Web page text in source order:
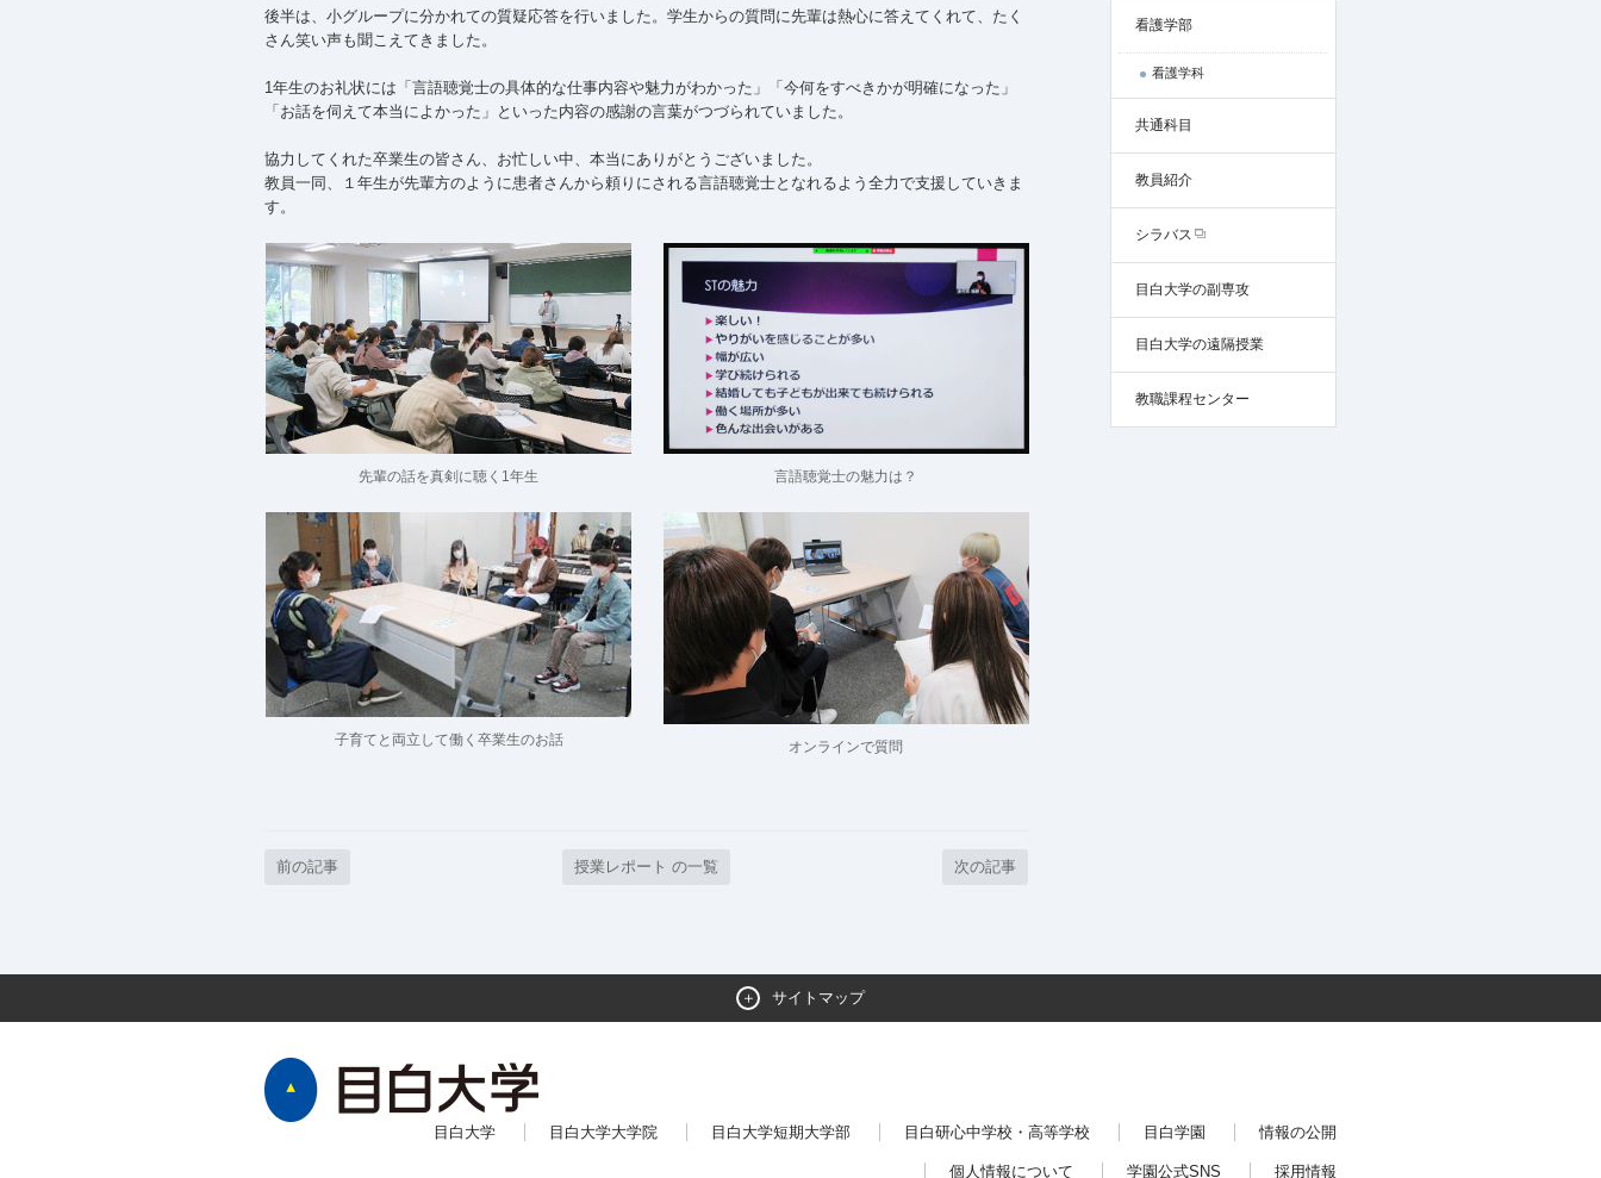
後半は、小グループに分かれての質疑応答を行いました。学生からの質問に先輩は熱心に答えてくれて、たく
さん笑い声も聞こえてきました。
1年生のお礼状には「言語聴覚士の具体的な仕事内容や魅力がわかった」「今何をすべきかが明確になった」
「お話を伺えて本当によかった」といった内容の感謝の言葉がつづられていました。
協力してくれた卒業生の皆さん、お忙しい中、本当にありがとうございました。
教員一同、１年生が先輩方のように患者さんから頼りにされる言語聴覚士となれるよう全力で支援していきま
す。
先輩の話を真剣に聴く1年生 言語聴覚士の魅力は？
子育てと両立して働く卒業生のお話 オンラインで質問
前の記事 授業レポート の一覧 次の記事
看護学部
看護学科
共通科目
教員紹介
シラバス
目白大学の副専攻
目白大学の遠隔授業
教職課程センター
サイトマップ
目白大学 目白大学大学院 目白大学短期大学部 目白研心中学校・高等学校 目白学園 情報の公開
個人情報について 学園公式SNS 採用情報